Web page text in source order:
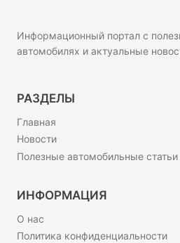
Информационный портал с
автомобилях и актуальные
РАЗДЕЛЫ
Главная
Новости
Полезные автомобильные статьи
ИНФОРМАЦИЯ
О нас
Политика конфиденциальности